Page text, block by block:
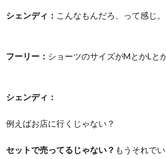
シェンディ： こんなもんだろ、って感じ。
フーリー： ショーツのサイズがMとかLと
シェンディ：
例えばお店に行くじゃない？
セットで売ってるじゃない？ もうそれでい